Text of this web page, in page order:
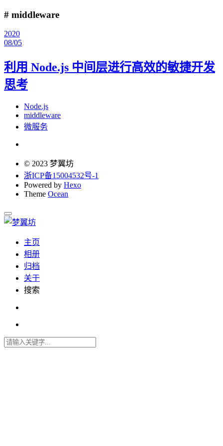
# middleware
2020
08/05
利用 Node.js 中间层进行高效的敏捷开发
思考
Node.js
middleware
微服务
© 2023 梦翼坊
浙ICP备15004532号-1
Powered by Hexo
Theme Ocean
主页
相册
归档
关于
搜索